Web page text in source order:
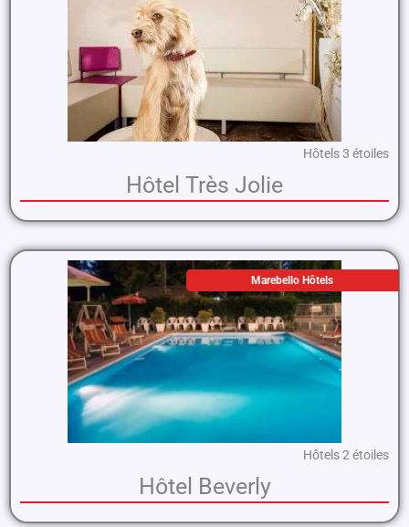
Hôtels 3 étoiles
Hôtel Très Jolie
Marebello Hôtels
Hôtels 2 étoiles
Hôtel Beverly